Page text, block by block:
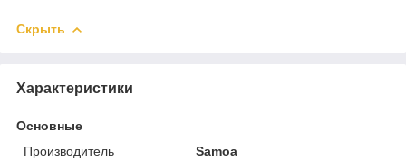
Скрыть
Характеристики
Основные
Производитель
Samoa